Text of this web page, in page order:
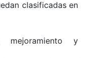
clasificadas en
mejoramiento y